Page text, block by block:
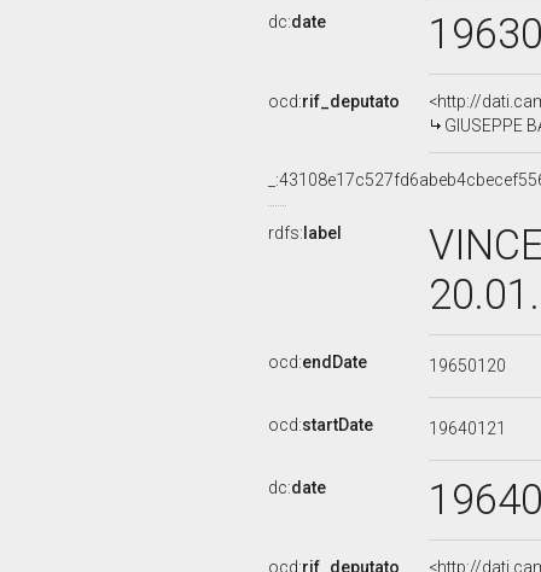
dc:date
ocd:rif_deputato
<http://
GIUSEPPE
rdfs: label
ocd:endDate 19650120
ocd:startDate 19640121
dc:date
ocd:rif_deputato <http://